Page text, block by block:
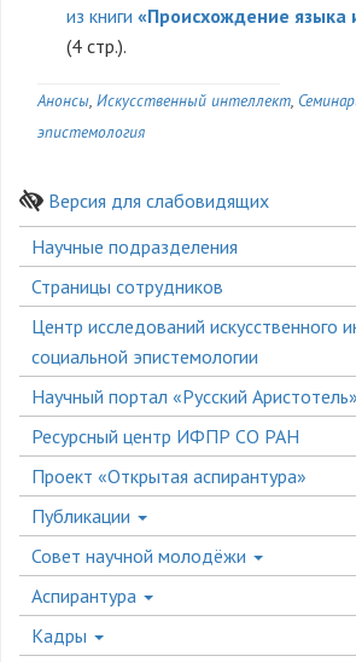
из книги «Происхождение языка
(4 стр.).
Анонсы Искусственный интеллект
эпистемология
Версия для слабовидящих
Боковое
меню
Научные подразделения
Страницы сотрудников
Центр исследований искусственного
социальной эпистемологии
Научный портал «Русский Аристотель»
Ресурсный центр ИФПР СО РАН
Проект «Открытая аспирантура»
Публикации
Совет научной молодёжи
Аспирантура
Кадры